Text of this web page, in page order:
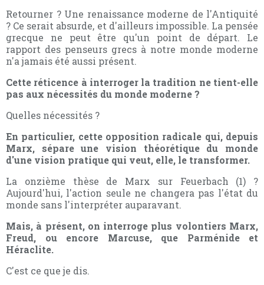
Retourner ? Une renaissance moderne de l'Antiquité
? Ce serait absurde, et d'ailleurs impossible. La pensée
grecque ne peut être qu'un point de départ. Le
rapport des penseurs grecs à notre monde moderne
n'a jamais été aussi présent.
Cette réticence à interroger la tradition ne tient-elle
pas aux nécessités du monde moderne ?
Quelles nécessités ?
En particulier, cette opposition radicale qui, depuis
Marx, sépare une vision théorétique du monde
d'une vision pratique qui veut, elle, le transformer.
La onzième thèse de Marx sur Feuerbach (1) ?
Aujourd'hui, l'action seule ne changera pas l'état du
monde sans l'interpréter auparavant.
Mais, à présent, on interroge plus volontiers Marx,
Freud, ou encore Marcuse, que Parménide et
Héraclite.
C'est ce que je dis.